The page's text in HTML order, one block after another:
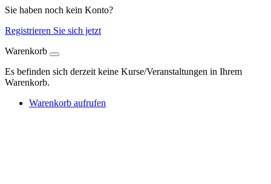
Sie haben noch kein Konto?
Registrieren Sie sich jetzt
Warenkorb
Es befinden sich derzeit keine Kurse/Veranstaltungen in Ihrem
Warenkorb.
Warenkorb aufrufen